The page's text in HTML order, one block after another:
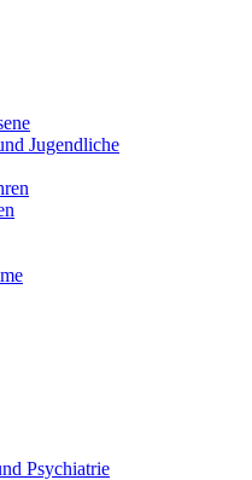
Jugendliche
Psychiatrie